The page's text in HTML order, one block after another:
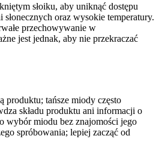
słoiku, aby uniknąć dostępu
oraz wysokie temperatury.
przechowywanie w
jest jednak, aby nie przekraczać
produktu; tańsze miody często
składu produktu ani informacji o
wybór miodu bez znajomości jego
spróbowania; lepiej zacząć od